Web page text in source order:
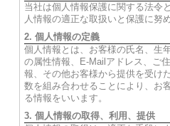
当社は個人情報保護に関する法令
人情報の適正な取扱いと保護に努め
2. 個人情報の定義
個人情報とは、お客様の氏名、生
の属性情報、E-Mailアドレス、ご
報、その他お客様から提供を受け
数を組み合わせることにより、お
る情報をいいます。
3. 個人情報の取得、利用、提供